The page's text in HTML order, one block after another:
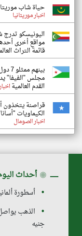
حياة شاب
اخبار موريتانيا
اليونيسكو
مواقع أخرى
قائمة التراث
مجلس "الفيفا"
القدم العالمية
قراصنة يتخذون
الكيماويات
اخبار الصومال
◉ أحداث
أسطورة
جنيه